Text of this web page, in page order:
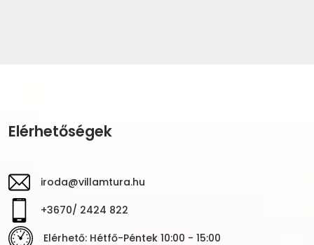
Elérhetőségek
iroda@villamtura.hu
+3670/ 2424 822
Elérhető: Hétfő-Péntek 10:00 - 15:00